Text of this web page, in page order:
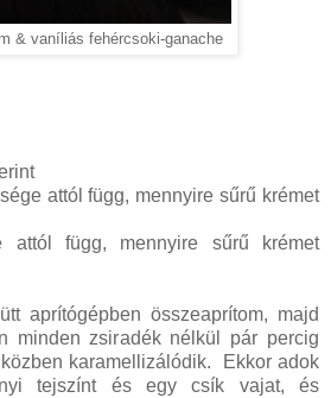
& vaníliás fehércsoki-ganache
attól függ, mennyire sűrű krémet
függ, mennyire sűrű krémet
aprítógépben összeaprítom, majd
minden zsiradék nélkül pár percig
karamellizálódik. Ekkor adok
tejszínt és egy csík vajat, és